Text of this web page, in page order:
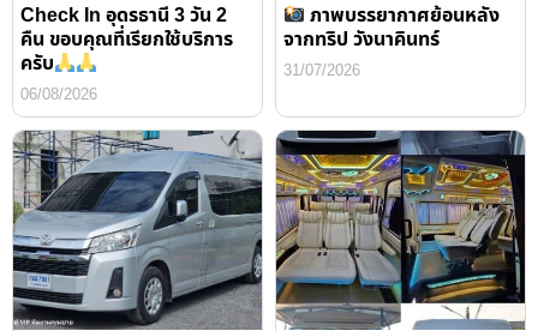
Check In อุดรธานี 3 วัน 2
คืน ขอบคุณที่เรียกใช้บริการ
ครับ
06/08/2026
ภาพบรรยากาศย้อนหลัง
จากทริป วังนาคินทร์
31/07/2026